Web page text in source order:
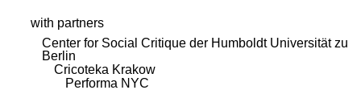
with partners
Center for Social Critique der Humboldt Universität zu
Berlin
Cricoteka Krakow
Performa NYC